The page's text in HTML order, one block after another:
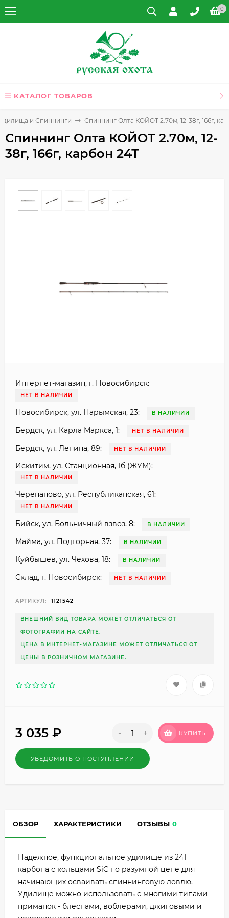
0
КАТАЛОГ ТОВАРОВ
и Спиннинги Спиннинг Олта КОЙОТ 2.70м, 12-38г, 166г,
Спиннинг Олта КОЙОТ 2.70м, 12-
38г, 166г, карбон 24Т
Интернет-магазин, г. Новосибирск:
НЕТ В НАЛИЧИИ
Новосибирск, ул. Нарымская, 23: В НАЛИЧИИ
Бердск, ул. Карла Маркса, 1: НЕТ В НАЛИЧИИ
Бердск, ул. Ленина, 89: НЕТ В НАЛИЧИИ
Искитим, ул. Станционная, 1б (ЖУМ):
НЕТ В НАЛИЧИИ
Черепаново, ул. Республиканская, 61:
НЕТ В НАЛИЧИИ
Бийск, ул. Больничный взвоз, 8: В НАЛИЧИИ
Майма, ул. Подгорная, 37: В НАЛИЧИИ
Куйбышев, ул. Чехова, 18: В НАЛИЧИИ
Склад, г. Новосибирск: НЕТ В НАЛИЧИИ
АРТИКУЛ: 1121542
ВНЕШНИЙ ВИД ТОВАРА МОЖЕТ ОТЛИЧАТЬСЯ ОТ
ФОТОГРАФИИ НА САЙТЕ.
ЦЕНА В ИНТЕРНЕТ-МАГАЗИНЕ МОЖЕТ ОТЛИЧАТЬСЯ ОТ
ЦЕНЫ В РОЗНИЧНОМ МАГАЗИНЕ.
3 035 ₽ - + КУПИТЬ
УВЕДОМИТЬ О ПОСТУПЛЕНИИ
ОБЗОР ХАРАКТЕРИСТИКИ ОТЗЫВЫ 0
Надежное, функциональное удилище из 24Т
карбона с кольцами SiC по разумной цене для
начинающих осваивать спиннинговую ловлю.
Удилище можно использовать с многими типами
приманок - блеснами, воблерами, джиговыми и